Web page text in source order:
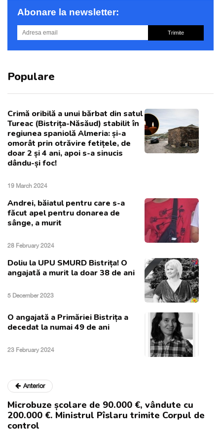
Abonare la newsletter:
Trimite
Populare
Crimă oribilă a unui bărbat din satul
Tureac (Bistrița-Năsăud) stabilit în
regiunea spaniolă Almeria: și-a
omorât prin otrăvire fetițele, de
doar 2 și 4 ani, apoi s-a sinucis
dându-și foc!
19 March 2024
Andrei, băiatul pentru care s-a
făcut apel pentru donarea de
sânge, a murit
28 February 2024
Doliu la UPU SMURD Bistrița! O
angajată a murit la doar 38 de ani
5 December 2023
O angajată a Primăriei Bistrița a
decedat la numai 49 de ani
23 February 2024
Anterior
Microbuze școlare de 90.000 €, vândute cu
200.000 €. Ministrul Pîslaru trimite Corpul de
control